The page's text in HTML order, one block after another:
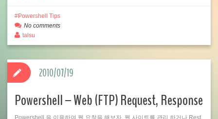
Powershell Tips
No comments
talsu
Powershell – Web (FTP) Request, Response
Powershell 을 이용하여 웹 요청을 해보자. 웹 사이트를 관리 하거나 Rest
2010/07/19